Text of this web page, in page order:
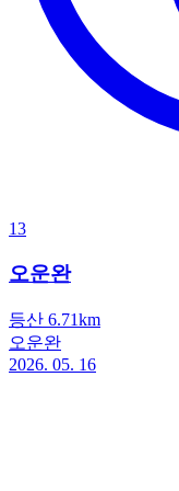
13
오운완
등산 6.71km
오운완
2026. 05. 16